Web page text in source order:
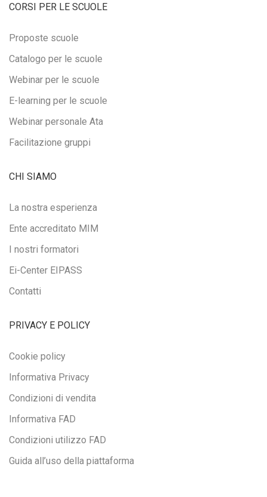
CORSI PER LE SCUOLE
Proposte scuole
Catalogo per le scuole
Webinar per le scuole
E-learning per le scuole
Webinar personale Ata
Facilitazione gruppi
CHI SIAMO
La nostra esperienza
Ente accreditato MIM
I nostri formatori
Ei-Center EIPASS
Contatti
PRIVACY E POLICY
Cookie policy
Informativa Privacy
Condizioni di vendita
Informativa FAD
Condizioni utilizzo FAD
Guida all’uso della piattaforma